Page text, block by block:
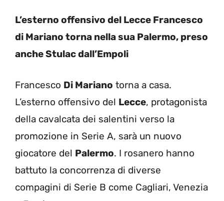
L’esterno offensivo del Lecce Francesco
di Mariano torna nella sua Palermo, preso
anche Stulac dall’Empoli
Francesco Di Mariano torna a casa.
L’esterno offensivo del Lecce, protagonista
della cavalcata dei salentini verso la
promozione in Serie A, sarà un nuovo
giocatore del Palermo. I rosanero hanno
battuto la concorrenza di diverse
compagini di Serie B come Cagliari, Venezia